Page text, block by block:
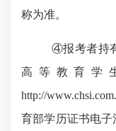
称为准。
④报考者持
高等教育学
http://
育部学历证书电